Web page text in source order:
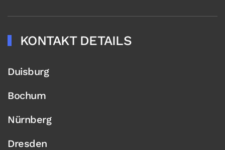
KONTAKT DETAILS
Duisburg
Bochum
Nürnberg
Dresden